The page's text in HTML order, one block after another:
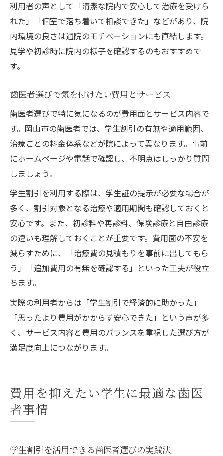
利用者の声として「清潔な院内で安心して治療を受けら
れた」「個室で落ち着いて相談できた」などがあり、院
内環境の良さは通院のモチベーションにも直結します。
見学や初診時に院内の様子を確認するのもおすすめで
す。
歯医者選びで気を付けたい費用とサービス
歯医者選びで特に気になるのが費用面とサービス内容で
す。岡山市の歯医者では、学生割引の有無や適用範囲、
治療ごとの料金体系などが院によって異なります。事前
にホームページや電話で確認し、不明点はしっかり質問
しましょう。
学生割引を利用する際は、学生証の提示が必要な場合が
多く、割引対象となる治療や適用期間も確認しておくと
安心です。また、初診料や再診料、保険診療と自由診療
の違いも理解しておくことが重要です。費用面の不安を
減らすために、「治療費の見積もりを事前に出してもら
う」「追加費用の有無を確認する」といった工夫が役立
ちます。
実際の利用者からは「学生割引で経済的に助かった」
「思ったより費用がかからず安心できた」という声が多
く、サービス内容と費用のバランスを重視した選び方が
満足度向上につながります。
費用を抑えたい学生に最適な歯医
者事情
学生割引を活用できる歯医者選びの実践法